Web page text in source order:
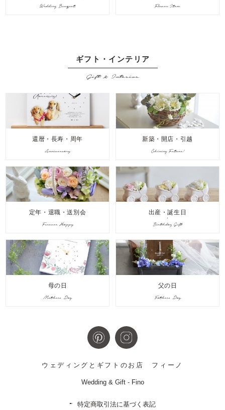
Wedding Bouquet Flower Item
ギフト・インテリア
Gift & Interior
還暦・長寿・周年
Anniversary
新築・開店・引越
Shining Future!
定年・退職・送別会
Forever Happy
出産・誕生日
Birthday Gift
母の日
Mothers Day
父の日
Fathers Day
ウェディングとギフトのお店 フィーノ
Wedding & Gift - Fino
特定商取引法に基づく表記